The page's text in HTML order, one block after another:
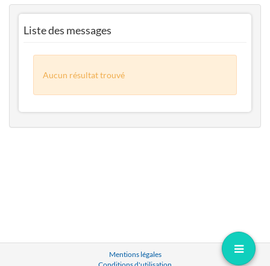
Liste des messages
Aucun résultat trouvé
Mentions légales